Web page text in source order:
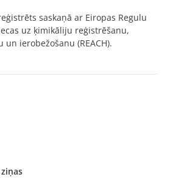
saskaņā ar Eiropas Regulu
uz ķimikāliju reģistrēšanu,
ierobežošanu (REACH).